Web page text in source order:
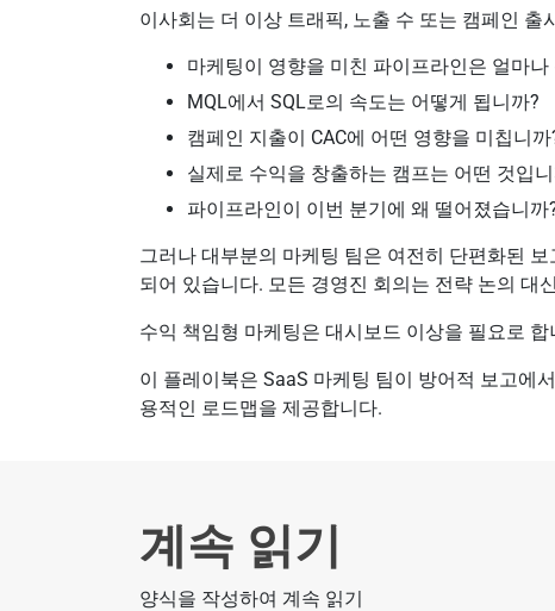
이사회는 더 이상 트래픽, 노출 수 또는 캠페인
마케팅이 영향을 미친 파이프라인은 얼마나
MQL에서 SQL로의 속도는 어떻게 됩니까?
캠페인 지출이 CAC에 어떤 영향을 미칩니까
실제로 수익을 창출하는 캠프는 어떤 것입
파이프라인이 이번 분기에 왜 떨어졌습니까
그러나 대부분의 마케팅 팀은 여전히 단편화된
되어 있습니다. 모든 경영진 회의는 전략 논의 대
수익 책임형 마케팅은 대시보드 이상을 필요로
이 플레이북은 SaaS 마케팅 팀이 방어적 보고에
용적인 로드맵을 제공합니다.
계속 읽기
양식을 작성하여 계속 읽기